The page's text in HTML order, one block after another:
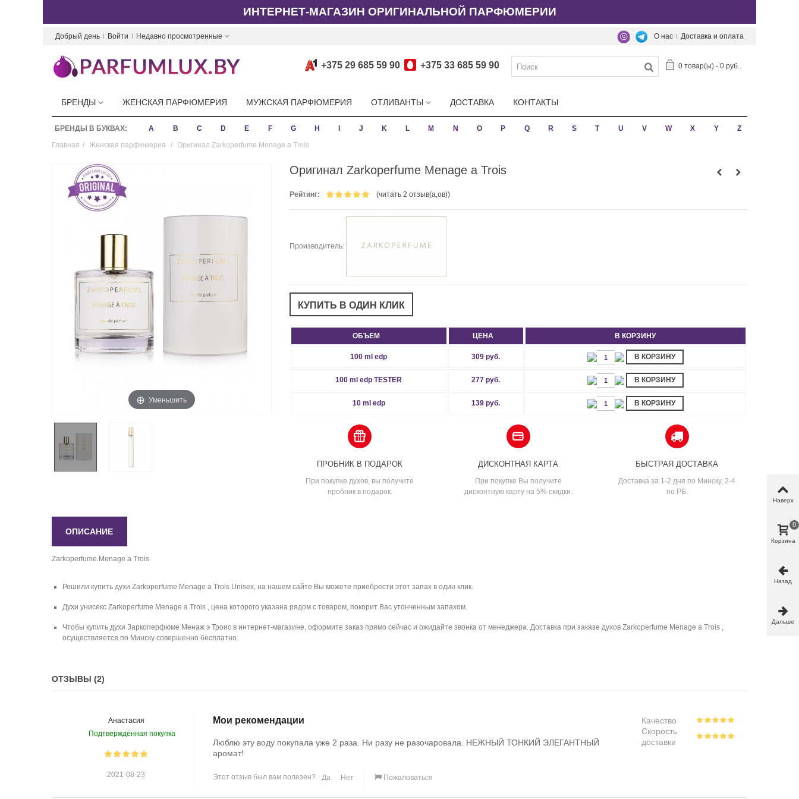
ИНТЕРНЕТ-МАГАЗИН ОРИГИНАЛЬНОЙ ПАРФЮМЕРИИ
Добрый день Войти Недавно просмотренные Доставка и оплата
О нас
0 товар(ы) - 0 руб.
+375 29 685 59 90 +375 33 685 59 90
БРЕНДЫ ЖЕНСКАЯ ПАРФЮМЕРИЯ МУЖСКАЯ ПАРФЮМЕРИЯ ОТЛИВАНТЫ ДОСТАВКА КОНТАКТЫ
БРЕНДЫ В БУКВАХ: A B C D E F G H J K L M N O P Q R S T U V W X Y
Z
Главная / Женская парфюмерия / Оригинал Zarkoperfume Menage a Trois
Уменьшить
Оригинал Zarkoperfume Menage a Trois
Рейтинг: (читать 2 отзыв(а,ов))
Производитель:
ОБЪЕМ ЦЕНА В КОРЗИНУ
100 ml edp 309 руб. В КОРЗИНУ
100 ml edp TESTER 277 руб. В КОРЗИНУ
10 ml edp 139 руб. В КОРЗИНУ
ПРОБНИК В ПОДАРОК
При покупке духов, вы получите
пробник в подарок.
ДИСКОНТНАЯ КАРТА
При покупке Вы получите
дисконтную карту на 5% скидки.
БЫСТРАЯ ДОСТАВКА
Доставка за 1-2 дня по Минску, 2-4
по РБ.
ОПИСАНИЕ
Zarkoperfume Menage a Trois
Решили купить духи Zarkoperfume Menage a Trois Unisex, на нашем сайте Вы можете приобрести этот запах в один клик.
Духи унисекс Zarkoperfume Menage a Trois , цена которого указана рядом с товаром, покорит Вас утонченным запахом.
Чтобы купить духи Заркоперфюме Менаж э Троис в интернет-магазине, оформите заказ прямо сейчас и ожидайте звонка от менеджера. Доставка при заказе духов Zarkoperfume Menage a Trois ,
осуществляется по Минску совершенно бесплатно.
ОТЗЫВЫ (2)
Анастасия
Подтверждённая покупка
2021-08-23
Мои рекомендации
Люблю эту воду покупала уже 2 раза. Ни разу не разочаровала. НЕЖНЫЙ ТОНКИЙ ЭЛЕГАНТНЫЙ
аромат!
Качество
Скорость
доставки
Этот отзыв был вам полезен? Да Нет Пожаловаться
Наверх
Корзина
0
Назад
Дальше